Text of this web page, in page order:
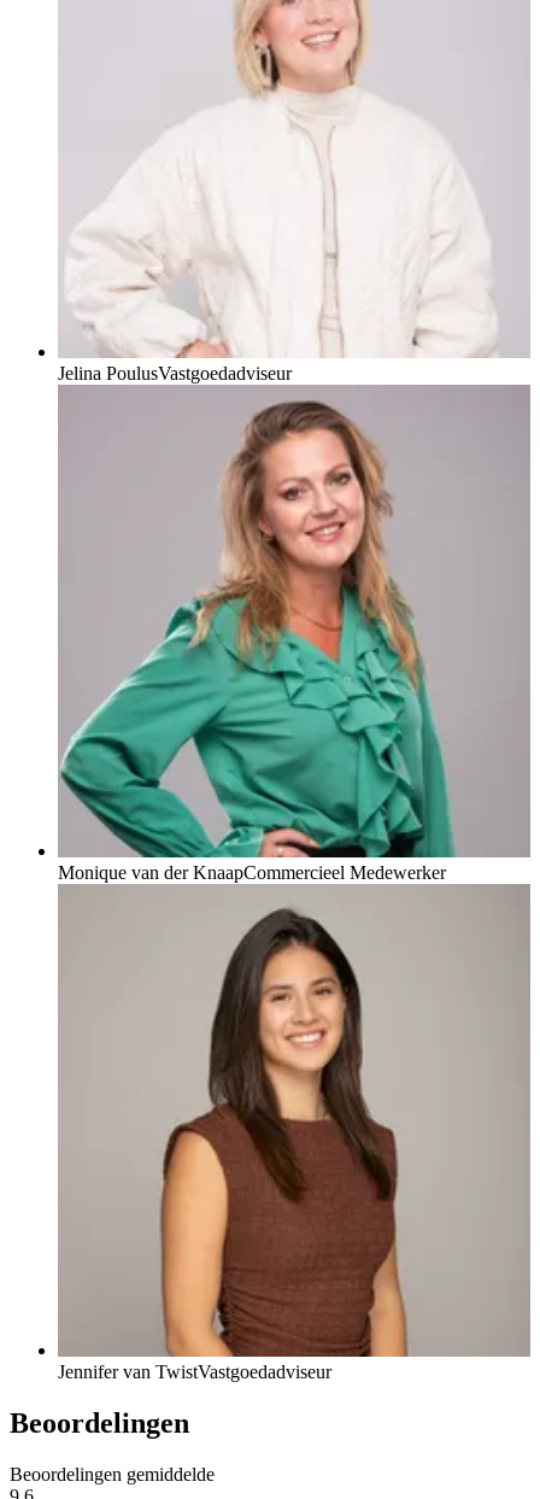
Jelina PoulusVastgoedadviseur
Monique van der KnaapCommercieel Medewerker
Jennifer van TwistVastgoedadviseur
Beoordelingen
Beoordelingen gemiddelde